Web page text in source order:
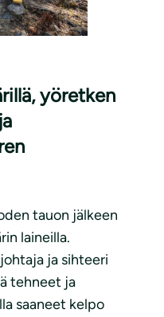
yöretken
tauon jälkeen
laineilla.
ja sihteeri
tehneet ja
saaneet kelpo